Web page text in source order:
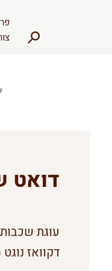
דואט
עוגת
דקוואז נוגט